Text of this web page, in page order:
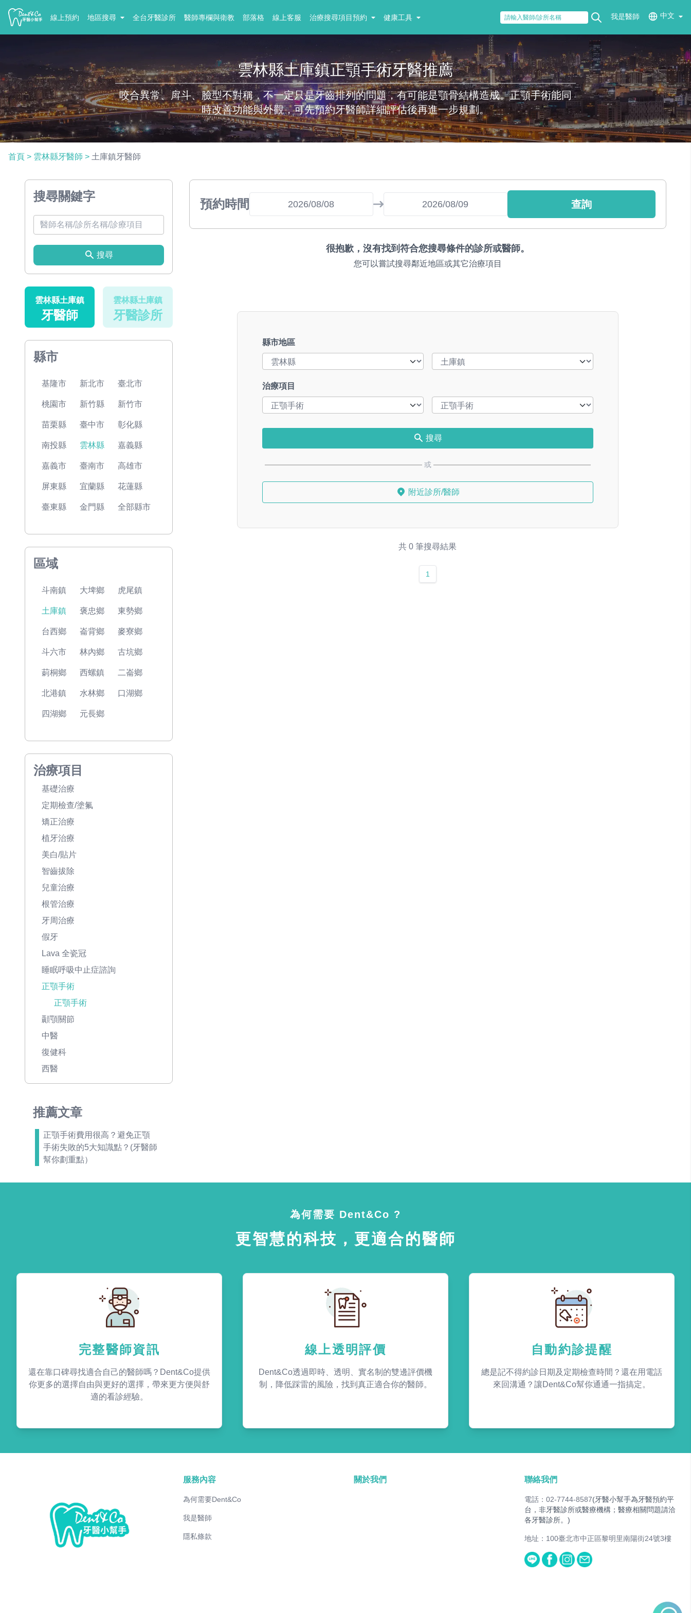
線上預約 地區搜尋 全台牙醫診所 醫師專欄與衛教 部落格 線上客服 治療搜尋項目預約 健康工具 我是醫師 中文
雲林縣土庫鎮正顎手術牙醫推薦
咬合異常、戽斗、臉型不對稱，不一定只是牙齒排列的問題，有可能是顎骨結構造成。正顎手術能同
時改善功能與外觀，可先預約牙醫師詳細評估後再進一步規劃。
首頁 > 雲林縣牙醫師 > 土庫鎮牙醫師
搜尋關鍵字
搜尋
雲林縣土庫鎮
牙醫師
雲林縣土庫鎮
牙醫診所
縣市
基隆市 新北市 臺北市
桃園市 新竹縣 新竹市
苗栗縣 臺中市 彰化縣
南投縣 雲林縣 嘉義縣
嘉義市 臺南市 高雄市
屏東縣 宜蘭縣 花蓮縣
臺東縣 金門縣 全部縣市
區域
斗南鎮 大埤鄉 虎尾鎮
土庫鎮 褒忠鄉 東勢鄉
台西鄉 崙背鄉 麥寮鄉
斗六市 林內鄉 古坑鄉
莿桐鄉 西螺鎮 二崙鄉
北港鎮 水林鄉 口湖鄉
四湖鄉 元長鄉
治療項目
基礎治療
定期檢查/塗氟
矯正治療
植牙治療
美白/貼片
智齒拔除
兒童治療
根管治療
牙周治療
假牙
Lava 全瓷冠
睡眠呼吸中止症諮詢
正顎手術
正顎手術
顳顎關節
中醫
復健科
西醫
推薦文章
正顎手術費用很高？避免正顎
手術失敗的5大知識點？(牙醫師
幫你劃重點）
預約時間 查詢
很抱歉，沒有找到符合您搜尋條件的診所或醫師。
您可以嘗試搜尋鄰近地區或其它治療項目
縣市地區
治療項目
搜尋
或
附近診所/醫師
共 0 筆搜尋結果
1
為何需要 Dent&Co ?
更智慧的科技，更適合的醫師
完整醫師資訊
還在靠口碑尋找適合自己的醫師嗎？Dent&Co提供
你更多的選擇自由與更好的選擇，帶來更方便與舒
適的看診經驗。
線上透明評價
Dent&Co透過即時、透明、實名制的雙邊評價機
制，降低踩雷的風險，找到真正適合你的醫師。
自動約診提醒
總是記不得約診日期及定期檢查時間？還在用電話
來回溝通？讓Dent&Co幫你通通一指搞定。
服務內容
為何需要Dent&Co
我是醫師
隱私條款
關於我們 聯絡我們
電話：02-7744-8587(牙醫小幫手為牙醫預約平
台，非牙醫診所或醫療機構；醫療相關問題請洽
各牙醫診所。)
地址：100臺北市中正區黎明里南陽街24號3樓